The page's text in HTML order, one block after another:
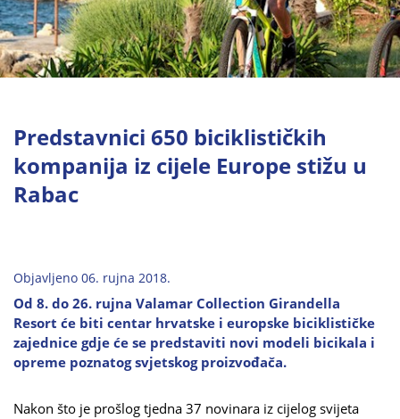
Predstavnici 650 biciklističkih
kompanija iz cijele Europe stižu u
Rabac
Objavljeno 06. rujna 2018.
Od 8. do 26. rujna Valamar Collection Girandella
Resort će biti centar hrvatske i europske biciklističke
zajednice gdje će se predstaviti novi modeli bicikala i
opreme poznatog svjetskog proizvođača.
Nakon što je prošlog tjedna 37 novinara iz cijelog svijeta